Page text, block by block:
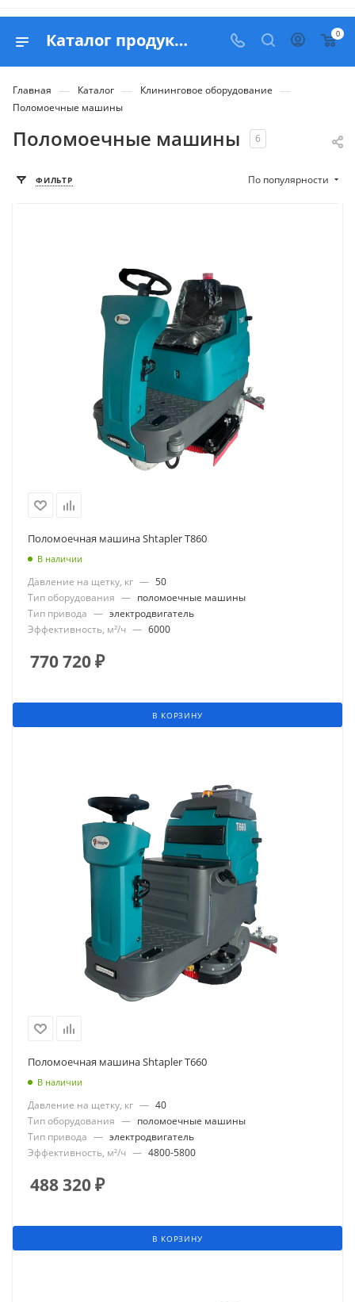
Каталог продукции компании ООО Белапекс 0
Главная — Каталог — Клининговое оборудование —
Поломоечные машины
Поломоечные машины 6
ФИЛЬТР По популярности
Поломоечная машина Shtapler T860
В наличии
Давление на щетку, кг — 50
Тип оборудования — поломоечные машины
Тип привода — электродвигатель
Эффективность, м²/ч — 6000
770 720₽
В КОРЗИНУ
Поломоечная машина Shtapler T660
В наличии
Давление на щетку, кг — 40
Тип оборудования — поломоечные машины
Тип привода — электродвигатель
Эффективность, м²/ч — 4800-5800
488 320₽
В КОРЗИНУ